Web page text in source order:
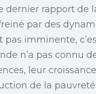
dernier rapport de
par des
pas imminente,
n’a pas connu
leur
de la